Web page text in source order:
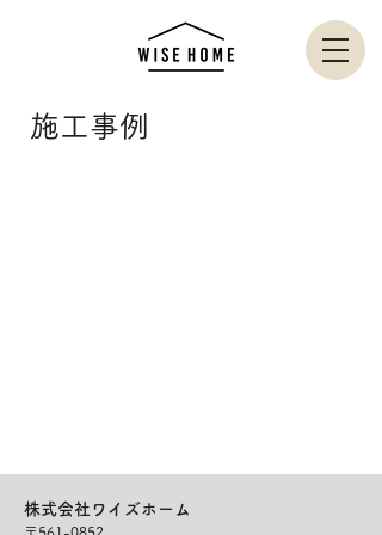
​ 施工事例
株式会社ワイズホーム
〒561-0852